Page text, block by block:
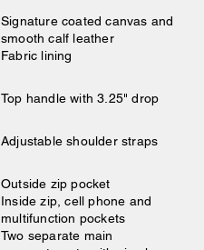
Signature coated canvas and
smooth calf leather
Fabric lining
Top handle with 3.25" drop
Adjustable shoulder straps
Outside zip pocket
Inside zip, cell phone and
multifunction pockets
Two separate main